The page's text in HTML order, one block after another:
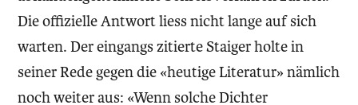
Die offizielle Antwort liess nicht lange auf sich
warten. Der eingangs zitierte Staiger holte in
seiner Rede gegen die «heutige Literatur» nämlich
noch weiter aus: «Wenn solche Dichter